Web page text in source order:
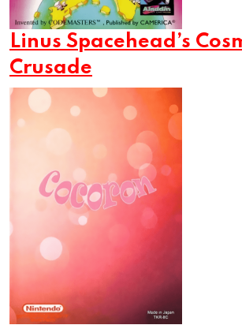
Linus Spacehead’s
Crusade